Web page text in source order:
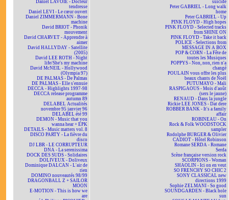
Daniel LAVOIE - Docteur
tendresse
Daniel LEVI - Le cœur ouvert
Daniel ZIMMERMANN - Bone
machine
David BRIOT - Phonik
mouvement
David CHARVET - Apprendre à
aimer
David HALLYDAY - Satellite
(2005)
David LEE ROTH - Night
life/She's my machine
David McNEIL - Hollywood
(Olympia 97)
DE PALMAS - De Palmas
DE PALMAS - Elle s'ennuie
DECCA - Highlights 1997-98
DECCA release programme
autumn 89
DELABEL Actualités
novembre 95 janvier 96
DELABEL été 99
DEMON - Music that you
wanna hear + EPK
DETAILS - Music matters vol. 8
DISCO PARTY - La fièvre du
disco
DJ LBR - LE CORRUPTEUR
DNA - La serenissima
DOCK DES SUDS - Solidaires
DOLIVEUX - Doliveux
Dominique DALCAN - L'air de
rien
DOMINO nouveautés 98/99
DRAGONBALL Z + SAILOR
MOON
E-MOTION - This is how we
are
suicide
Peter GABRIEL - Long walk
home
Peter GABRIEL - Up
PINK FLOYD - High hopes
PINK FLOYD - Selected tracks
from SHINE ON
PINK FLOYD - Take it back
POLICE - Selections from
MESSAGE IN A BOX
POP & CORN - La Fête de
toutes les Musiques
POPPYS - Non, non, rien n'a
changé
POULAIN vous offre les plus
beaux chants de Noël
PUTUMAYO - Mali
RASPIGAOUS - Mois d'août
(sers le jaune)
RENAUD - Dans la jungle
Rickie LEE JONES - Dat dere
ROBBER BANK - It's a family
affair
ROBINEAU - On
Rock & Folk WOODSTOCK
sampler
Rodolphe BURGER & Olivier
CADIOT - Hôtel Robinson
Romane SERDA - Romane
Serda
Scène française version rock
SCORPIONS - Woman
SHAOLIN - Ici on en veut
SO FRENCHY SO CHIC 2
SONY CLASSICAL new
directions 1999
Sophie ZELMANI - So good
SOUNDGARDEN - Black hole
sun